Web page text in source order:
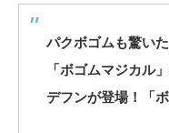
パクボゴムも驚いた
「ボゴムマジカル
デフンが登場！「